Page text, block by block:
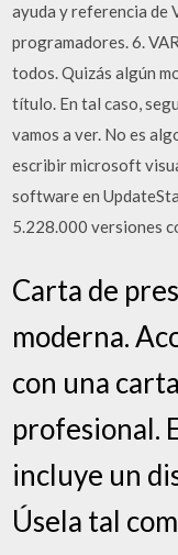
ayuda y referencia de
programadores. 6.
todos. Quizás algún
título. En tal caso,
vamos a ver. No es
escribir microsoft
software en
5.228.000 versiones
Carta de
moderna.
con una
profesional.
incluye un
Úsela tal